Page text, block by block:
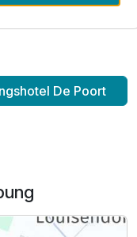
De Poort